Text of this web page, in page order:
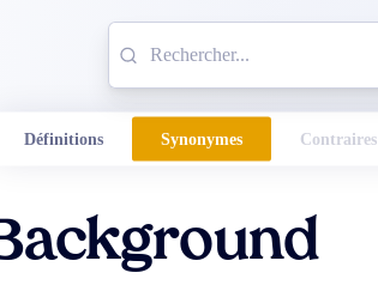
Définitions Synonymes Contraires